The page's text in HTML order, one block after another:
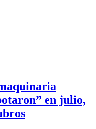
en julio,